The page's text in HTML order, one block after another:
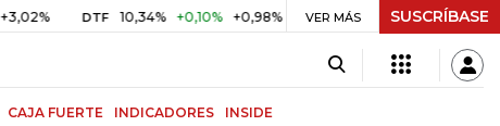
DTF 10,34% +0,10% +0,98% UVR $ 416,91 +$ 0,05 +0,01%
VER MÁS SUSCRÍBASE
CAJA FUERTE INDICADORES INSIDE
VER AHORA